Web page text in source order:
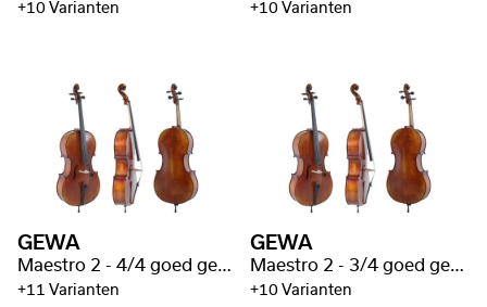
+10 Varianten +10 Varianten
GEWA
Maestro 2 - 4/4 goed gevlamd
+11 Varianten
GEWA
Maestro 2 - 3/4 goed gevlamd
+10 Varianten